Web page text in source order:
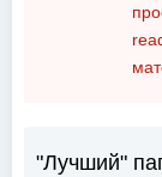
"Лучший"